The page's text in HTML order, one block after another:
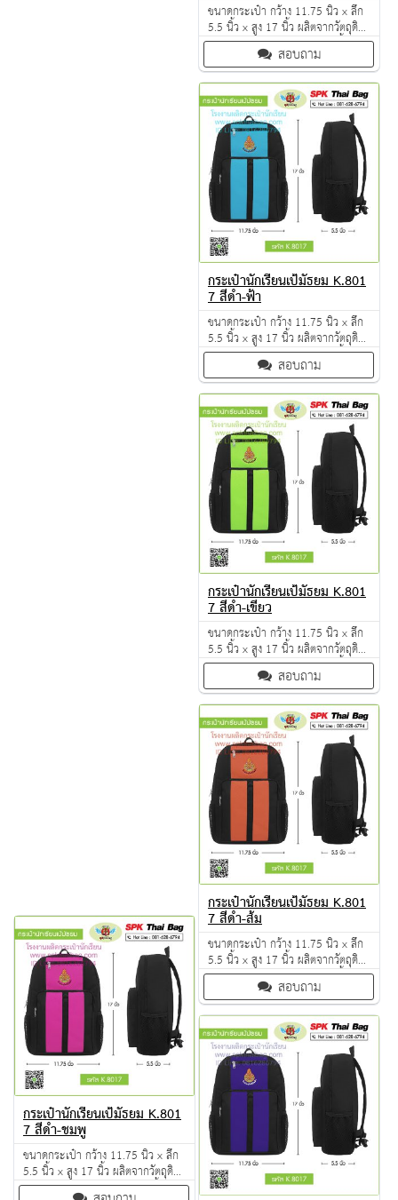
ขนาดกระเป๋า กว้าง 11.75 นิ้ว x ลึก
5.5 นิ้ว x สูง 17 นิ้ว ผลิตจากวัตถุดิบ
เกรด A ฝีมือการเย็บดี ดูแลทุกขั้นตอน
QC งาน 100% จำนวนผลิตขั้นต่ำ 30
ใบ มีหลายสีให้เลือก
สอบถาม
กระเป๋านักเรียนเป้มัธยม K.801
7 สีดำ-ฟ้า
ขนาดกระเป๋า กว้าง 11.75 นิ้ว x ลึก
5.5 นิ้ว x สูง 17 นิ้ว ผลิตจากวัตถุดิบ
เกรด A ฝีมือการเย็บดี ดูแลทุกขั้นตอน
QC งาน 100% จำนวนผลิตขั้นต่ำ 30
ใบ มีหลายสีให้เลือก
สอบถาม
กระเป๋านักเรียนเป้มัธยม K.801
7 สีดำ-เขียว
ขนาดกระเป๋า กว้าง 11.75 นิ้ว x ลึก
5.5 นิ้ว x สูง 17 นิ้ว ผลิตจากวัตถุดิบ
เกรด A ฝีมือการเย็บดี ดูแลทุกขั้นตอน
QC งาน 100% จำนวนผลิตขั้นต่ำ 30
ใบ มีหลายสีให้เลือก
สอบถาม
กระเป๋านักเรียนเป้มัธยม K.801
7 สีดำ-ส้ม
ขนาดกระเป๋า กว้าง 11.75 นิ้ว x ลึก
5.5 นิ้ว x สูง 17 นิ้ว ผลิตจากวัตถุดิบ
เกรด A ฝีมือการเย็บดี ดูแลทุกขั้นตอน
QC งาน 100% จำนวนผลิตขั้นต่ำ 30
ใบ มีหลายสีให้เลือก
สอบถาม
กระเป๋านักเรียนเป้มัธยม K.801
7 สีดำ-ชมพู
ขนาดกระเป๋า กว้าง 11.75 นิ้ว x ลึก
5.5 นิ้ว x สูง 17 นิ้ว ผลิตจากวัตถุดิบ
เกรด A ฝีมือการเย็บดี ดูแลทุกขั้นตอน